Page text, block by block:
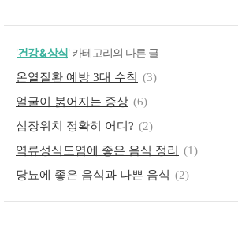
'건강 & 상식' 카테고리의 다른 글
온열질환 예방 3대 수칙 (3)
얼굴이 붉어지는 증상 (6)
심장위치 정확히 어디? (2)
역류성식도염에 좋은 음식 정리
(1)
당뇨에 좋은 음식과 나쁜 음식 (2)